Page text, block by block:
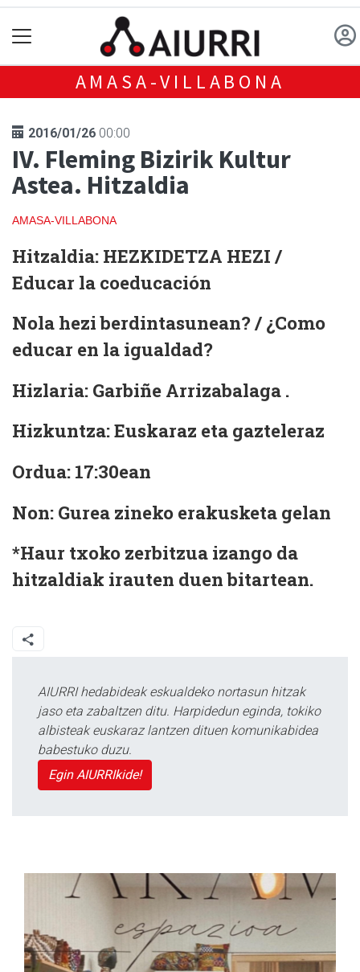
AMASA-VILLABONA
2016/01/26 00:00
IV. Fleming Bizirik Kultur
Astea. Hitzaldia
AMASA-VILLABONA
Hitzaldia: HEZKIDETZA HEZI /
Educar la coeducación
Nola hezi berdintasunean? / ¿Como
educar en la igualdad?
Hizlaria: Garbiñe Arrizabalaga .
Hizkuntza:Euskaraz eta gazteleraz
Ordua: 17:30ean
Non: Gurea zineko erakusketa gelan
*Haur txoko zerbitzua izango da
hitzaldiak irauten duen bitartean.
AIURRI hedabideak eskualdeko nortasun hitzak
jaso eta zabaltzen ditu. Harpidedun eginda, tokiko
albisteak euskaraz lantzen dituen komunikabidea
babestuko duzu.
Egin AIURRIkide!